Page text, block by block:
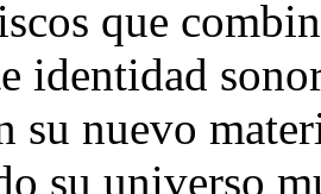
que
identidad
su nuevo
su universo